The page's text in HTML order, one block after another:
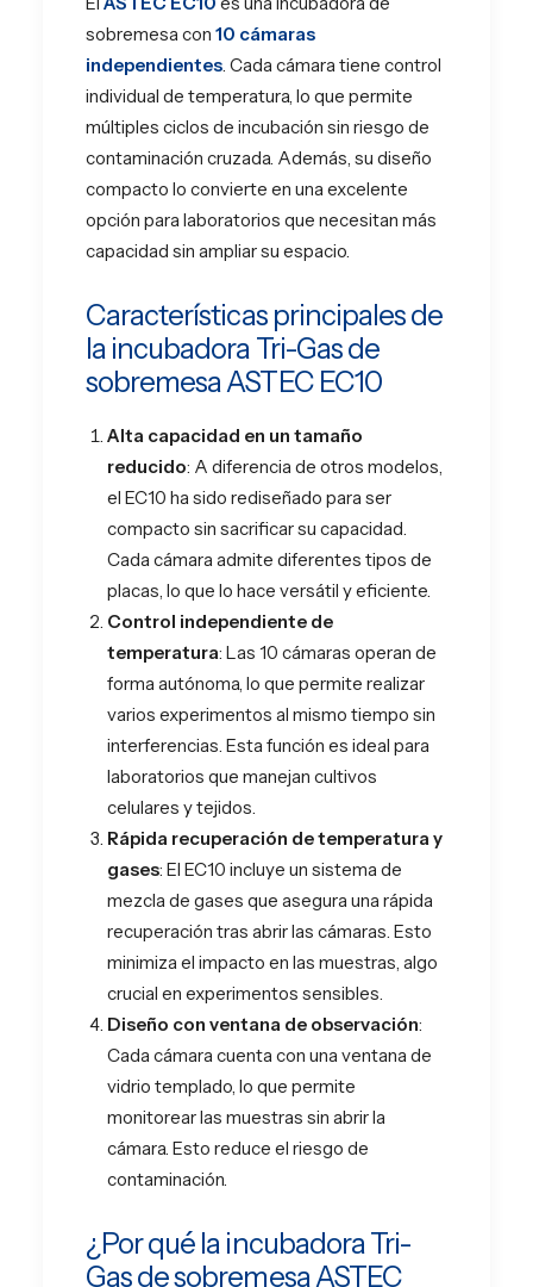
sobremesa con 10 cámaras
independientes . Cada cámara tiene control
individual de temperatura, lo que permite
múltiples ciclos de incubación sin riesgo de
contaminación cruzada. Además, su diseño
compacto lo convierte en una excelente
opción para laboratorios que necesitan más
capacidad sin ampliar su espacio​.
Características principales de
la incubadora Tri-Gas de
sobremesa ASTEC EC10
Alta capacidad en un tamaño
reducido: A diferencia de otros modelos,
el EC10 ha sido rediseñado para ser
compacto sin sacrificar su capacidad.
Cada cámara admite diferentes tipos de
placas, lo que lo hace versátil y eficiente​.
Control independiente de
temperatura: Las 10 cámaras operan de
forma autónoma, lo que permite realizar
varios experimentos al mismo tiempo sin
interferencias. Esta función es ideal para
laboratorios que manejan cultivos
celulares y tejidos.
Rápida recuperación de temperatura y
gases: El EC10 incluye un sistema de
mezcla de gases que asegura una rápida
recuperación tras abrir las cámaras. Esto
minimiza el impacto en las muestras, algo
crucial en experimentos sensibles.
Diseño con ventana de observación:
Cada cámara cuenta con una ventana de
vidrio templado, lo que permite
monitorear las muestras sin abrir la
cámara. Esto reduce el riesgo de
contaminación.
¿Por qué la incubadora Tri-
Gas de sobremesa ASTEC